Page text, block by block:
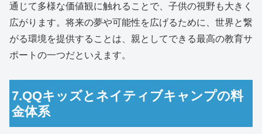
通じて多様な価値観に触れることで、子供の視野も大きく
広がります。将来の夢や可能性を広げるために、世界と繋
がる環境を提供することは、親としてできる最高の教育サ
ポートの一つだといえます。
7.QQキッズとネイティブキャンプの料
金体系